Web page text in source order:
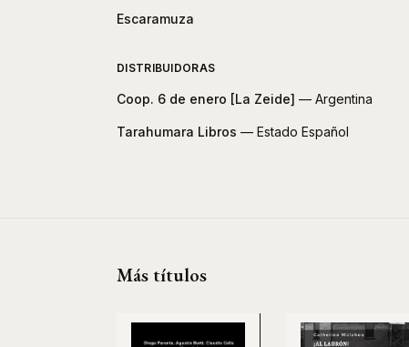
Escaramuza
DISTRIBUIDORAS
Coop. 6 de enero [La Zeide] — Argentina
Tarahumara Libros — Estado Español
Más títulos